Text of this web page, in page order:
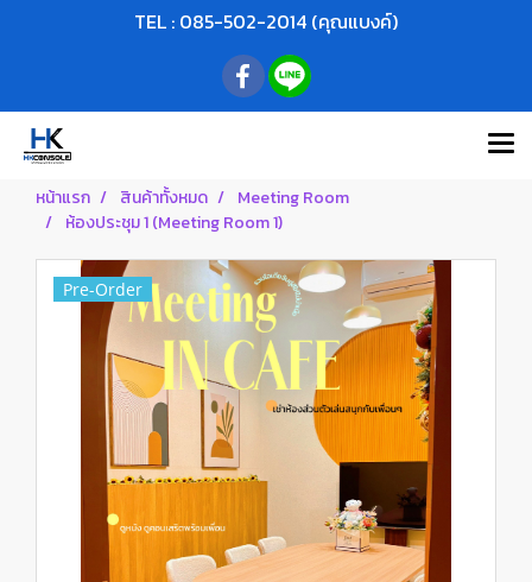
TEL : 085-502-2014 (คุณแบงค์)
หน้าแรก สินค้าทั้งหมด
Meeting Room
ห้องประชุม 1 (Meeting Room 1)
Pre-Order